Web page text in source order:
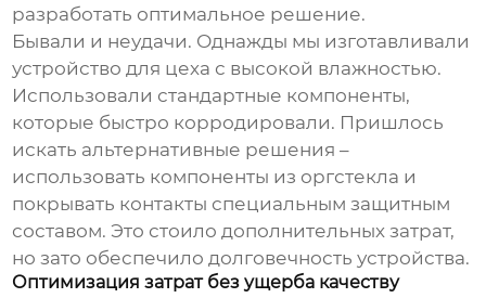
разработать оптимальное решение.
Бывали и неудачи. Однажды мы изготавливали
устройство для цеха с высокой влажностью.
Использовали стандартные компоненты,
которые быстро корродировали. Пришлось
искать альтернативные решения –
использовать компоненты из оргстекла и
покрывать контакты специальным защитным
составом. Это стоило дополнительных затрат,
но зато обеспечило долговечность устройства.
Оптимизация затрат без ущерба качеству